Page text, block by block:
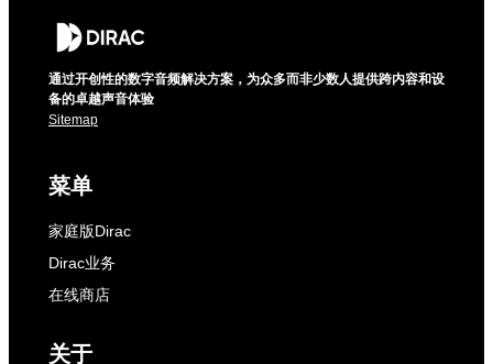
通过开创性的数字音频解决方案，为众多而非少数人提供跨内容和设
备的卓越声音体验
Sitemap
菜单
家庭版Dirac
Dirac业务
在线商店
关于